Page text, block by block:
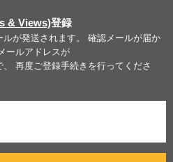
& Views)登録
が発送されます。 確認メールが届か
ールアドレスが
再度ご登録手続きを行ってくださ